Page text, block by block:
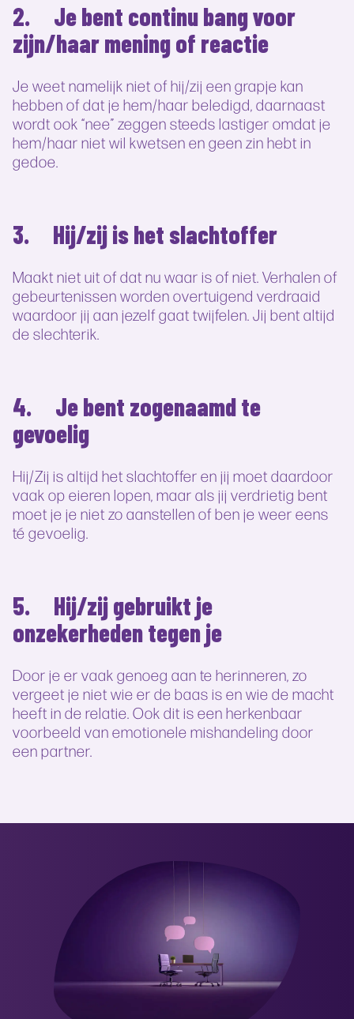
2. Je bent continu bang voor
zijn/haar mening of reactie
Je weet namelijk niet of hij/zij een grapje kan
hebben of dat je hem/haar beledigd, daarnaast
wordt ook “nee” zeggen steeds lastiger omdat je
hem/haar niet wil kwetsen en geen zin hebt in
gedoe.
3. Hij/zij is het slachtoffer
Maakt niet uit of dat nu waar is of niet. Verhalen of
gebeurtenissen worden overtuigend verdraaid
waardoor jij aan jezelf gaat twijfelen. Jij bent altijd
de slechterik.
4. Je bent zogenaamd te
gevoelig
Hij/Zij is altijd het slachtoffer en jij moet daardoor
vaak op eieren lopen, maar als jij verdrietig bent
moet je je niet zo aanstellen of ben je weer eens
té gevoelig.
5. Hij/zij gebruikt je
onzekerheden tegen je
Door je er vaak genoeg aan te herinneren, zo
vergeet je niet wie er de baas is en wie de macht
heeft in de relatie. Ook dit is een herkenbaar
voorbeeld van emotionele mishandeling door
een partner.